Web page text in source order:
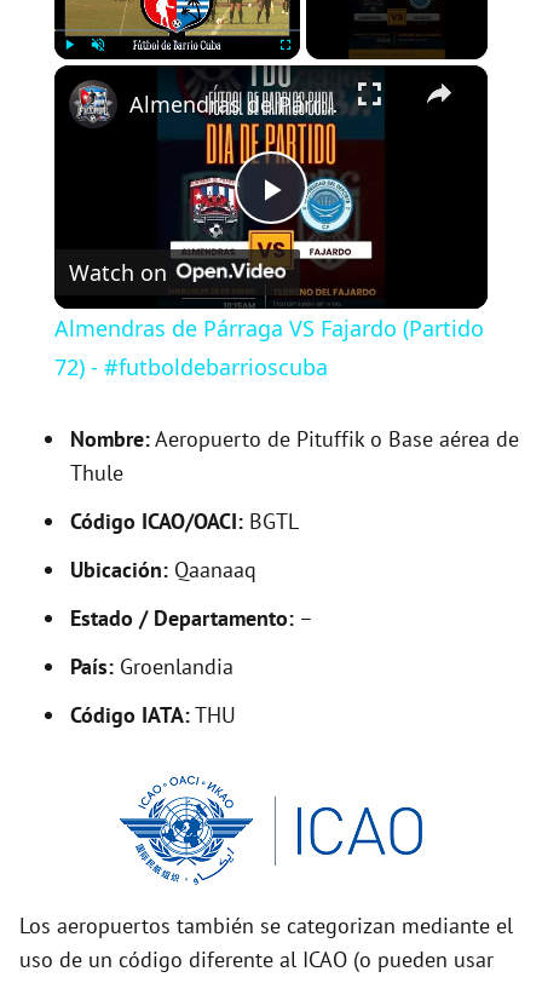
Fullscreen ×
P
l
a
y
V
o
Almendras de Párraga VS Fajardo (Partido 72) - #futboldebarrioscuba
Watch on
Almendras de Párraga VS Fajardo (Partido
72) - #futboldebarrioscuba
Nombre:Aeropuerto de Pituffik o Base aérea de
Thule
Código ICAO/OACI: BGTL
Ubicación: Qaanaaq
Estado / Departamento: –
País: Groenlandia
Código IATA:THU
Los aeropuertos también se categorizan mediante el
uso de un código diferente al ICAO (o pueden usar